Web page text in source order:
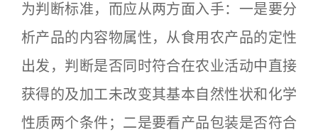
为判断标准，而应从两方面入手：一是要分
析产品的内容物属性，从食用农产品的定性
出发，判断是否同时符合在农业活动中直接
获得的及加工未改变其基本自然性状和化学
性质两个条件；二是要看产品包装是否符合